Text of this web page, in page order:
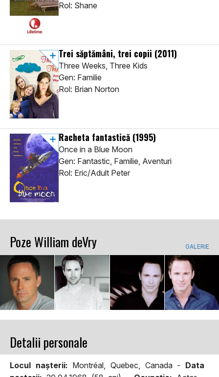
Rol: Shane
Trei săptămâni, trei copii (2011)
Three Weeks, Three Kids
Gen: Familie
Rol: Brian Norton
Racheta fantastică (1995)
Once in a Blue Moon
Gen: Fantastic, Familie, Aventuri
Rol: Eric/Adult Peter
Poze William deVry GALERIE
Detalii personale
Locul naşterii: Montréal, Quebec, Canada - Data